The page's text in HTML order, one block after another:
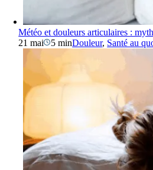
Météo et douleurs articulaires :
21 mai
5 minDouleur, Santé au